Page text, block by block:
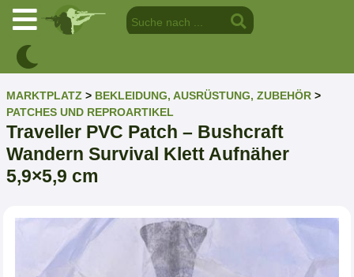
MARKTPLATZ > BEKLEIDUNG, AUSRÜSTUNG, ZUBEHÖR >
PATCHES UND REPROARTIKEL
Traveller PVC Patch – Bushcraft
Wandern Survival Klett Aufnäher
5,9×5,9 cm